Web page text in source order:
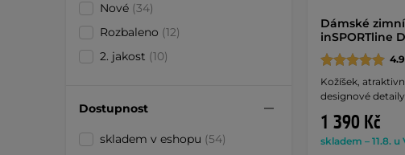
Nové (34)
Rozbaleno (12)
2. jakost (10)
Dostupnost
skladem v eshopu (54)
Dámské
inSPORTline
4.9
Kožíšek,
designové
1 390 Kč
skladem – 11.8. u